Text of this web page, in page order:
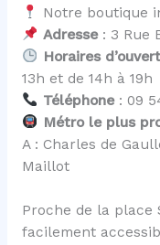
Notre boutique
Adresse: 3 Rue
Horaires
13h et de 14h à 19h
Téléphone: 09
Métro le plus
A : Charles de
Maillot
Proche de la place
facilement